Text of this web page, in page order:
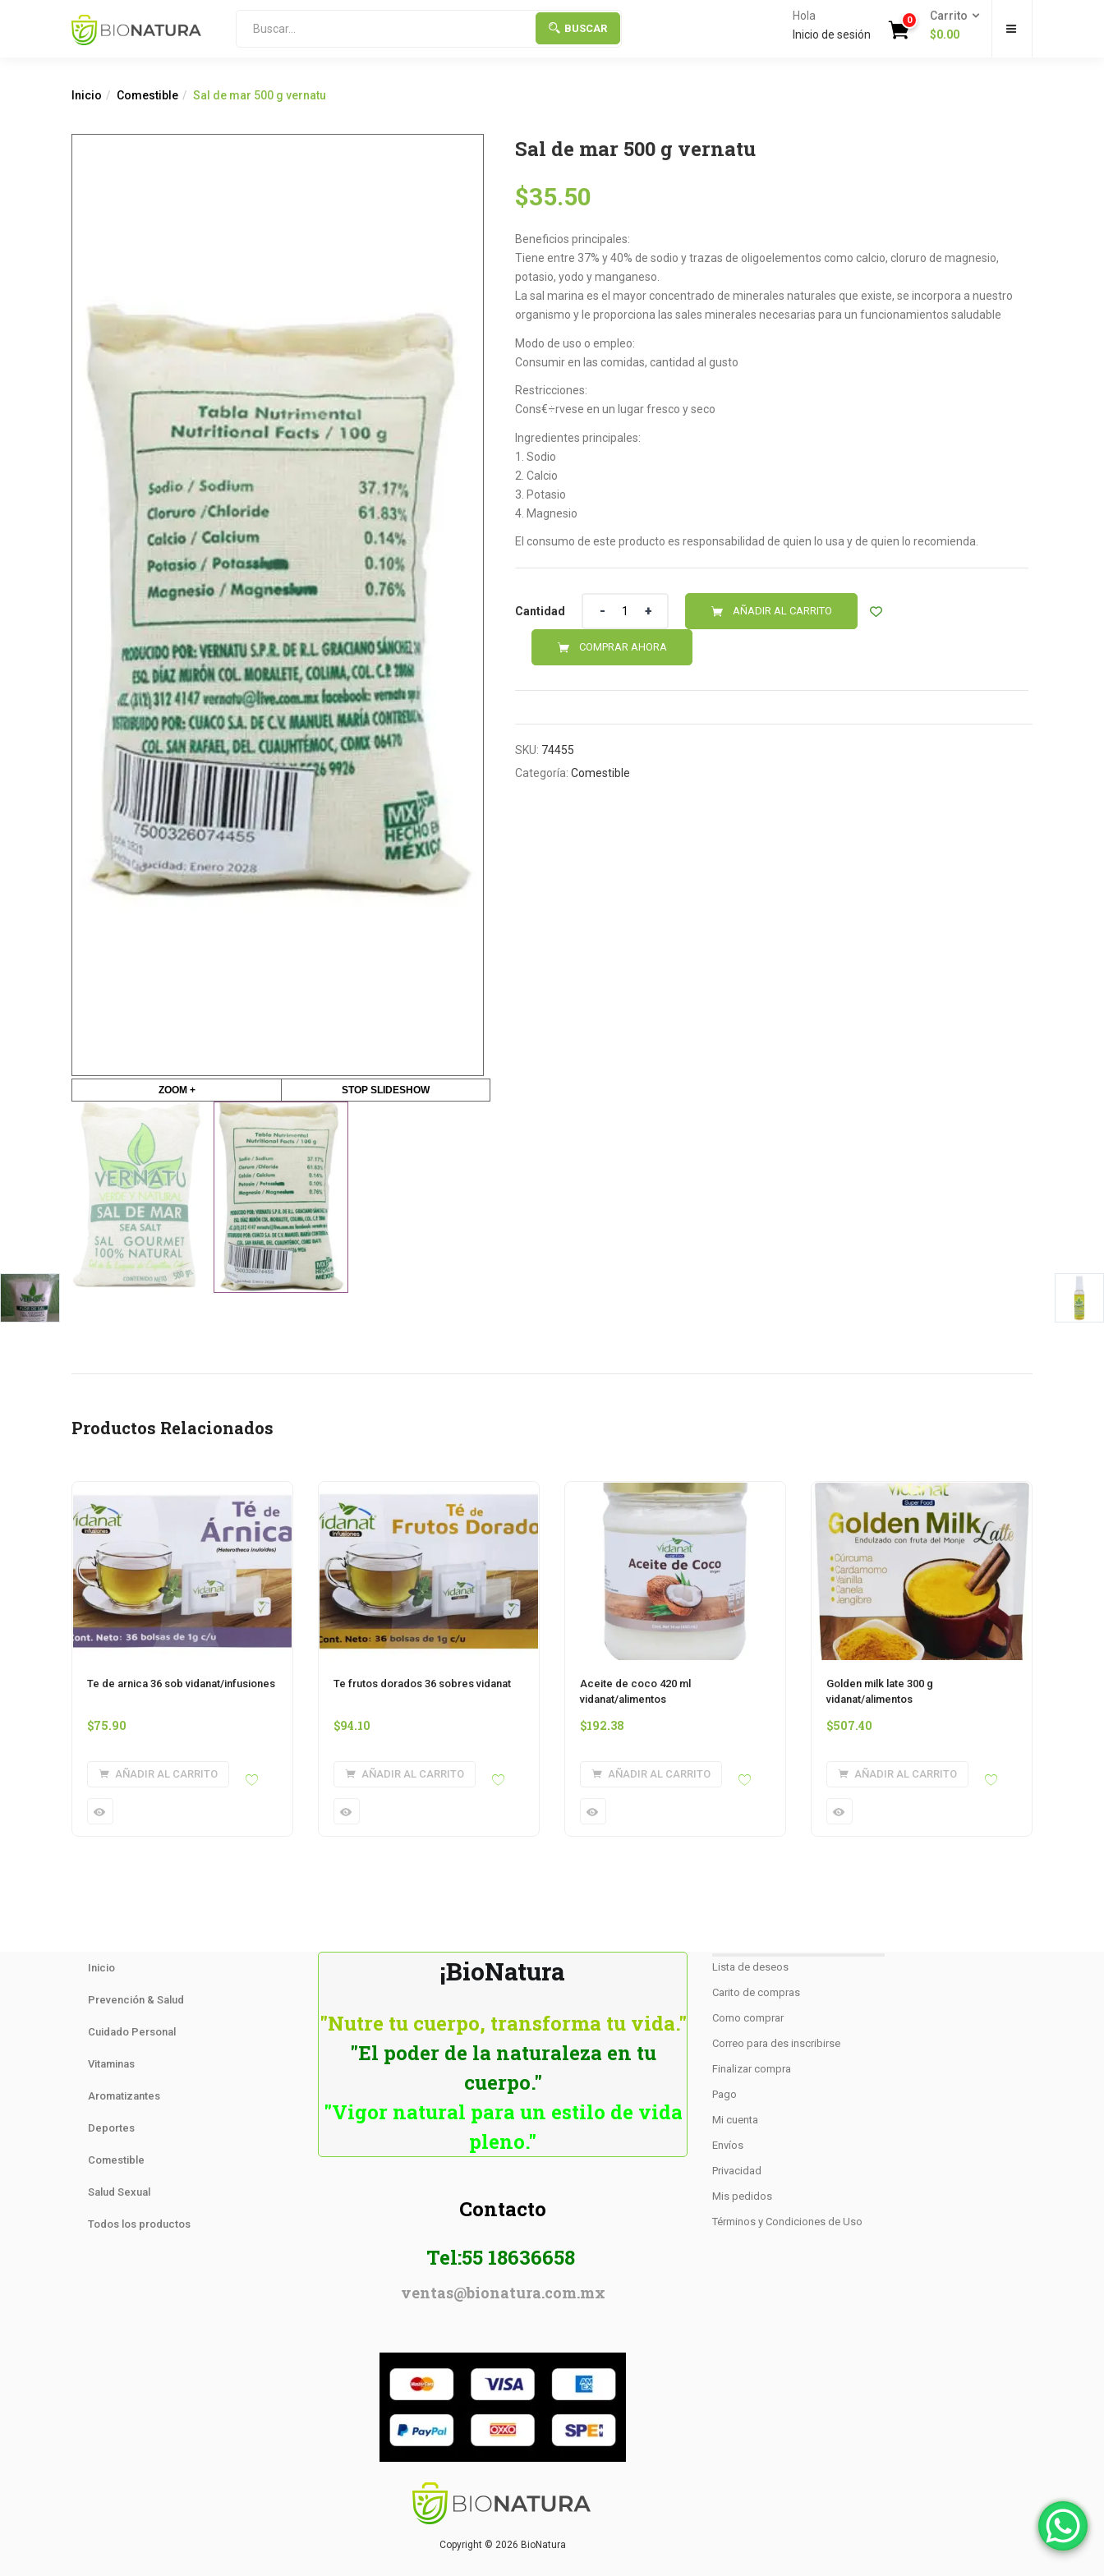
BUSCAR
Hola
Inicio de sesión
0
Carrito
$0.00
Inicio Comestible Sal de mar 500 g vernatu
ZOOM + STOP SLIDESHOW
Sal de mar 500 g vernatu
$35.50
Beneficios principales:
Tiene entre 37% y 40% de sodio y trazas de oligoelementos como calcio, cloruro de magnesio,
potasio, yodo y manganeso.
La sal marina es el mayor concentrado de minerales naturales que existe, se incorpora a nuestro
organismo y le proporciona las sales minerales necesarias para un funcionamientos saludable
Modo de uso o empleo:
Consumir en las comidas, cantidad al gusto
Restricciones:
Cons€÷rvese en un lugar fresco y seco
Ingredientes principales:
1. Sodio
2. Calcio
3. Potasio
4. Magnesio
El consumo de este producto es responsabilidad de quien lo usa y de quien lo recomienda.
Cantidad AÑADIR AL CARRITO
COMPRAR AHORA
SKU: 74455
Categoría: Comestible
Productos Relacionados
Te de arnica 36 sob vidanat/infusiones
$75.90
AÑADIR AL CARRITO
Te frutos dorados 36 sobres vidanat
$94.10
AÑADIR AL CARRITO
Aceite de coco 420 ml
vidanat/alimentos
$192.38
AÑADIR AL CARRITO
Golden milk late 300 g
vidanat/alimentos
$507.40
AÑADIR AL CARRITO
Inicio
Prevención & Salud
Cuidado Personal
Vitaminas
Aromatizantes
Deportes
Comestible
Salud Sexual
Todos los productos
¡BioNatura
"Nutre tu cuerpo, transforma tu vida."
"El poder de la naturaleza en tu
cuerpo."
"Vigor natural para un estilo de vida
pleno."
Contacto
Tel:55 18636658
ventas@bionatura.com.mx
Copyright © 2026 BioNatura
Lista de deseos
Carito de compras
Como comprar
Correo para des inscribirse
Finalizar compra
Pago
Mi cuenta
Envíos
Privacidad
Mis pedidos
Términos y Condiciones de Uso